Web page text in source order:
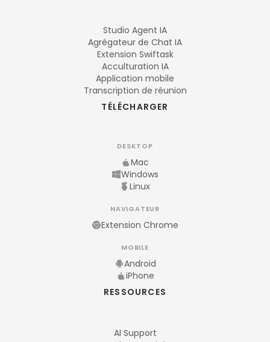
Studio Agent IA
Agrégateur de Chat IA
Extension Swiftask
Acculturation IA
Application mobile
Transcription de réunion
TÉLÉCHARGER
DESKTOP
Mac
Windows
Linux
NAVIGATEUR
Extension Chrome
MOBILE
Android
iPhone
RESSOURCES
AI Support